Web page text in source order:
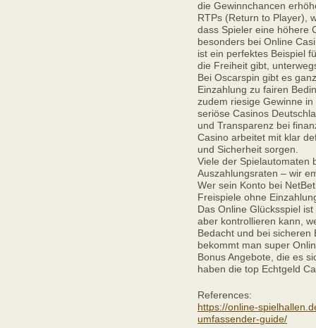
die Gewinnchancen
RTPs (Return to Player),
dass Spieler eine höhere
besonders bei Online
ist ein perfektes Beispiel
die Freiheit gibt,
Bei Oscarspin gibt es
Einzahlung zu fairen
zudem riesige Gewinne
seriöse Casinos
und Transparenz bei
Casino arbeitet mit klar
und Sicherheit sorgen.
Viele der Spielautomaten
Auszahlungsraten – wir
Wer sein Konto bei
Freispiele ohne
Das Online Glücksspiel
aber kontrollieren kann,
Bedacht und bei sicheren
bekommt man super
Bonus Angebote, die es
haben die top Echtgeld
References:
https://online-
umfassender-guide/